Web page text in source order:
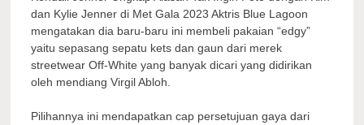
dan Kylie Jenner di Met Gala 2023 Aktris Blue Lagoon
mengatakan dia baru-baru ini membeli pakaian “edgy”
yaitu sepasang sepatu kets dan gaun dari merek
streetwear Off-White yang banyak dicari yang didirikan
oleh mendiang Virgil Abloh.
Pilihannya ini mendapatkan cap persetujuan gaya dari